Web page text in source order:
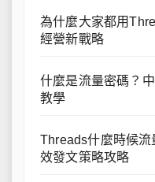
為什麼大家都用
經營新戰略
什麼是流量密碼？
教學
Threads什麼時候
效發文策略攻略